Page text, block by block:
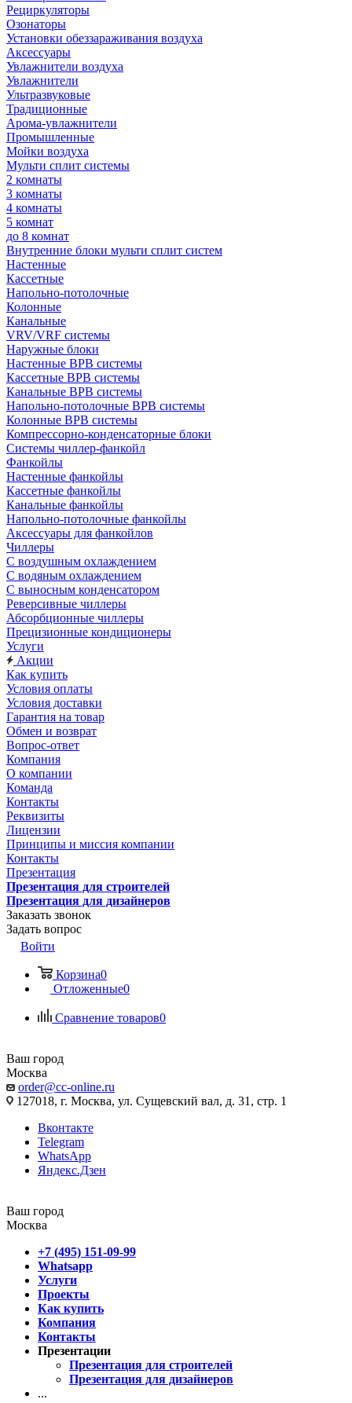
Рециркуляторы
Озонаторы
Установки обеззараживания воздуха
Аксессуары
Увлажнители воздуха
Увлажнители
Ультразвуковые
Традиционные
Арома-увлажнители
Промышленные
Мойки воздуха
Мульти сплит системы
2 комнаты
3 комнаты
4 комнаты
5 комнат
до 8 комнат
Внутренние блоки мульти сплит систем
Настенные
Кассетные
Напольно-потолочные
Колонные
Канальные
VRV/VRF системы
Наружные блоки
Настенные ВРВ системы
Кассетные ВРВ системы
Канальные ВРВ системы
Напольно-потолочные ВРВ системы
Колонные ВРВ системы
Компрессорно-конденсаторные блоки
Системы чиллер-фанкойл
Фанкойлы
Настенные фанкойлы
Кассетные фанкойлы
Канальные фанкойлы
Напольно-потолочные фанкойлы
Аксессуары для фанкойлов
Чиллеры
С воздушным охлаждением
С водяным охлаждением
С выносным конденсатором
Реверсивные чиллеры
Абсорбционные чиллеры
Прецизионные кондиционеры
Услуги
Акции
Как купить
Условия оплаты
Условия доставки
Гарантия на товар
Обмен и возврат
Вопрос-ответ
Компания
О компании
Команда
Контакты
Реквизиты
Лицензии
Принципы и миссия компании
Контакты
Презентация
Презентация для строителей
Презентация для дизайнеров
Заказать звонок
Задать вопрос
Войти
Корзина0
Отложенные0
Сравнение товаров0
Ваш город
Москва
order@cc-online.ru
127018, г. Москва, ул. Сущевский вал, д. 31, стр. 1
Вконтакте
Telegram
WhatsApp
Яндекс.Дзен
Ваш город
Москва
+7 (495) 151-09-99
Whatsapp
Услуги
Проекты
Как купить
Компания
Контакты
Презентации
Презентация для строителей
Презентация для дизайнеров
...